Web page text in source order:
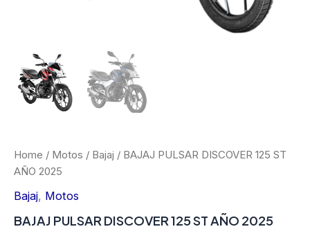
Home / Motos / Bajaj / BAJAJ PULSAR DISCOVER 125 ST
AÑO 2025
Bajaj, Motos
BAJAJ PULSAR DISCOVER 125 ST AÑO 2025